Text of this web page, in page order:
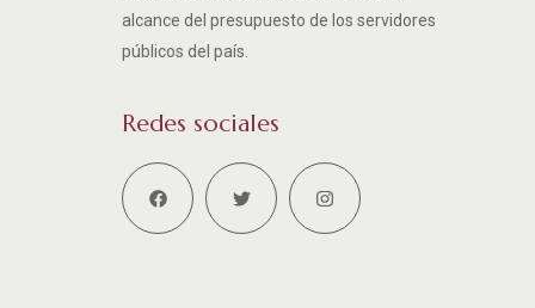
alcance del presupuesto de los servidores
públicos del país.
Redes sociales